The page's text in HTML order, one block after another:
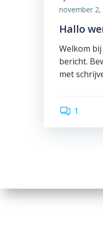
november 2,
Hallo
Welkom
bericht.
met
1